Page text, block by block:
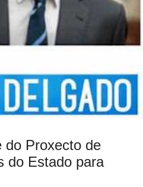
do Proxecto de
do Estado para